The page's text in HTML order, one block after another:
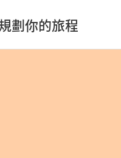
劃你的旅程